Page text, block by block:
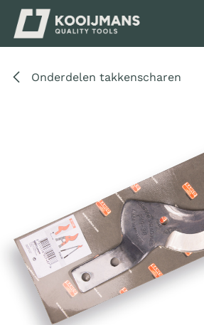
Overslaan naar inhoud
Onderdelen takkenscharen